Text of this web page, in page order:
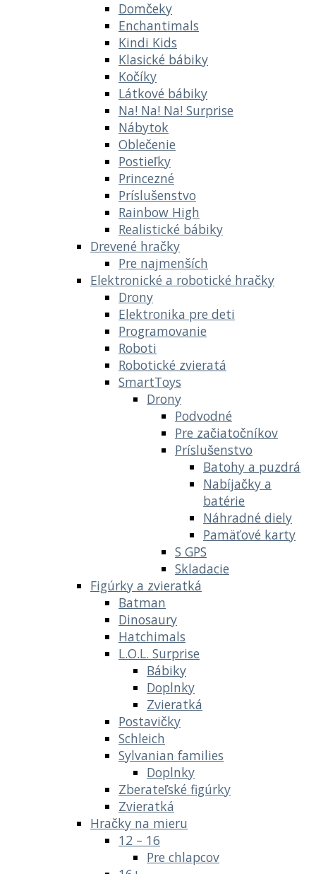
Domčeky
Enchantimals
Kindi Kids
Klasické bábiky
Kočíky
Látkové bábiky
Na! Na! Na! Surprise
Nábytok
Oblečenie
Postieľky
Princezné
Príslušenstvo
Rainbow High
Realistické bábiky
Drevené hračky
Pre najmenších
Elektronické a robotické hračky
Drony
Elektronika pre deti
Programovanie
Roboti
Robotické zvieratá
SmartToys
Drony
Podvodné
Pre začiatočníkov
Príslušenstvo
Batohy a puzdrá
Nabíjačky a
batérie
Náhradné diely
Pamäťové karty
S GPS
Skladacie
Figúrky a zvieratká
Batman
Dinosaury
Hatchimals
L.O.L. Surprise
Bábiky
Doplnky
Zvieratká
Postavičky
Schleich
Sylvanian families
Doplnky
Zberateľské figúrky
Zvieratká
Hračky na mieru
12 – 16
Pre chlapcov